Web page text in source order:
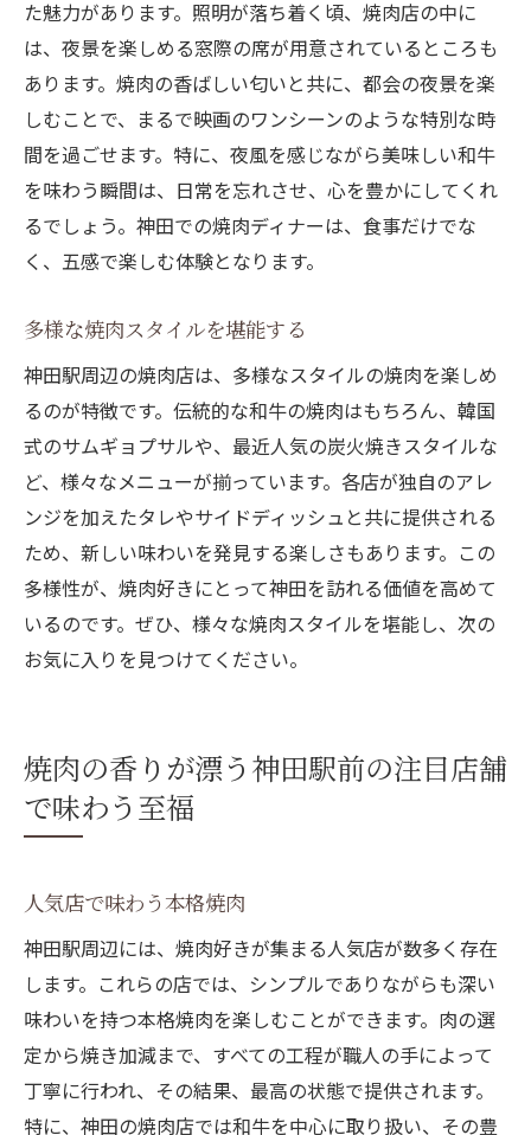
た魅力があります。照明が落ち着く頃、焼肉店の中に
は、夜景を楽しめる窓際の席が用意されているところも
あります。焼肉の香ばしい匂いと共に、都会の夜景を楽
しむことで、まるで映画のワンシーンのような特別な時
間を過ごせます。特に、夜風を感じながら美味しい和牛
を味わう瞬間は、日常を忘れさせ、心を豊かにしてくれ
るでしょう。神田での焼肉ディナーは、食事だけでな
く、五感で楽しむ体験となります。
多様な焼肉スタイルを堪能する
神田駅周辺の焼肉店は、多様なスタイルの焼肉を楽しめ
るのが特徴です。伝統的な和牛の焼肉はもちろん、韓国
式のサムギョプサルや、最近人気の炭火焼きスタイルな
ど、様々なメニューが揃っています。各店が独自のアレ
ンジを加えたタレやサイドディッシュと共に提供される
ため、新しい味わいを発見する楽しさもあります。この
多様性が、焼肉好きにとって神田を訪れる価値を高めて
いるのです。ぜひ、様々な焼肉スタイルを堪能し、次の
お気に入りを見つけてください。
焼肉の香りが漂う神田駅前の注目店舗
で味わう至福
人気店で味わう本格焼肉
神田駅周辺には、焼肉好きが集まる人気店が数多く存在
します。これらの店では、シンプルでありながらも深い
味わいを持つ本格焼肉を楽しむことができます。肉の選
定から焼き加減まで、すべての工程が職人の手によって
丁寧に行われ、その結果、最高の状態で提供されます。
特に、神田の焼肉店では和牛を中心に取り扱い、その豊